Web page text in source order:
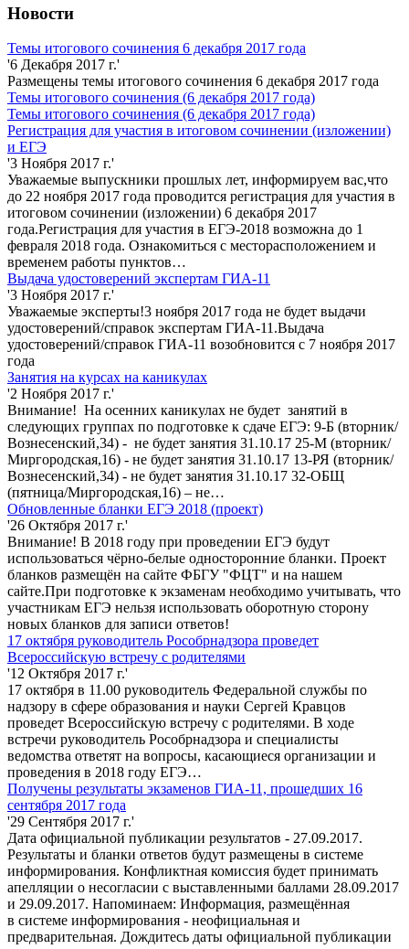
Новости
Темы итогового сочинения 6 декабря 2017 года
'6 Декабря 2017 г.'
Размещены темы итогового сочинения 6 декабря 2017 года
Темы итогового сочинения (6 декабря 2017 года)
Темы итогового сочинения (6 декабря 2017 года)
Регистрация для участия в итоговом сочинении (изложении)
и ЕГЭ
'3 Ноября 2017 г.'
Уважаемые выпускники прошлых лет, информируем вас,что
до 22 ноября 2017 года проводится регистрация для участия в
итоговом сочинении (изложении) 6 декабря 2017
года.Регистрация для участия в ЕГЭ-2018 возможна до 1
февраля 2018 года. Ознакомиться с месторасположением и
временем работы пунктов…
Выдача удостоверений экспертам ГИА-11
'3 Ноября 2017 г.'
Уважаемые эксперты!3 ноября 2017 года не будет выдачи
удостоверений/справок экспертам ГИА-11.Выдача
удостоверений/справок ГИА-11 возобновится с 7 ноября 2017
года
Занятия на курсах на каникулах
'2 Ноября 2017 г.'
Внимание! На осенних каникулах не будет занятий в
следующих группах по подготовке к сдаче ЕГЭ: 9-Б (вторник/
Вознесенский,34) - не будет занятия 31.10.17 25-М (вторник/
Миргородская,16) - не будет занятия 31.10.17 13-РЯ (вторник/
Вознесенский,34) - не будет занятия 31.10.17 32-ОБЩ
(пятница/Миргородская,16) – не…
Обновленные бланки ЕГЭ 2018 (проект)
'26 Октября 2017 г.'
Внимание! В 2018 году при проведении ЕГЭ будут
использоваться чёрно-белые односторонние бланки. Проект
бланков размещён на сайте ФБГУ "ФЦТ" и на нашем
сайте.При подготовке к экзаменам необходимо учитывать, что
участникам ЕГЭ нельзя использовать оборотную сторону
новых бланков для записи ответов!
17 октября руководитель Рособрнадзора проведет
Всероссийскую встречу с родителями
'12 Октября 2017 г.'
17 октября в 11.00 руководитель Федеральной службы по
надзору в сфере образования и науки Сергей Кравцов
проведет Всероссийскую встречу с родителями. В ходе
встречи руководитель Рособрнадзора и специалисты
ведомства ответят на вопросы, касающиеся организации и
проведения в 2018 году ЕГЭ…
Получены результаты экзаменов ГИА-11, прошедших 16
сентября 2017 года
'29 Сентября 2017 г.'
Дата официальной публикации результатов - 27.09.2017.
Результаты и бланки ответов будут размещены в системе
информирования. Конфликтная комиссия будет принимать
апелляции о несогласии с выставленными баллами 28.09.2017
и 29.09.2017. Напоминаем: Информация, размещённая
в системе информирования - неофициальная и
предварительная. Дождитесь даты официальной публикации